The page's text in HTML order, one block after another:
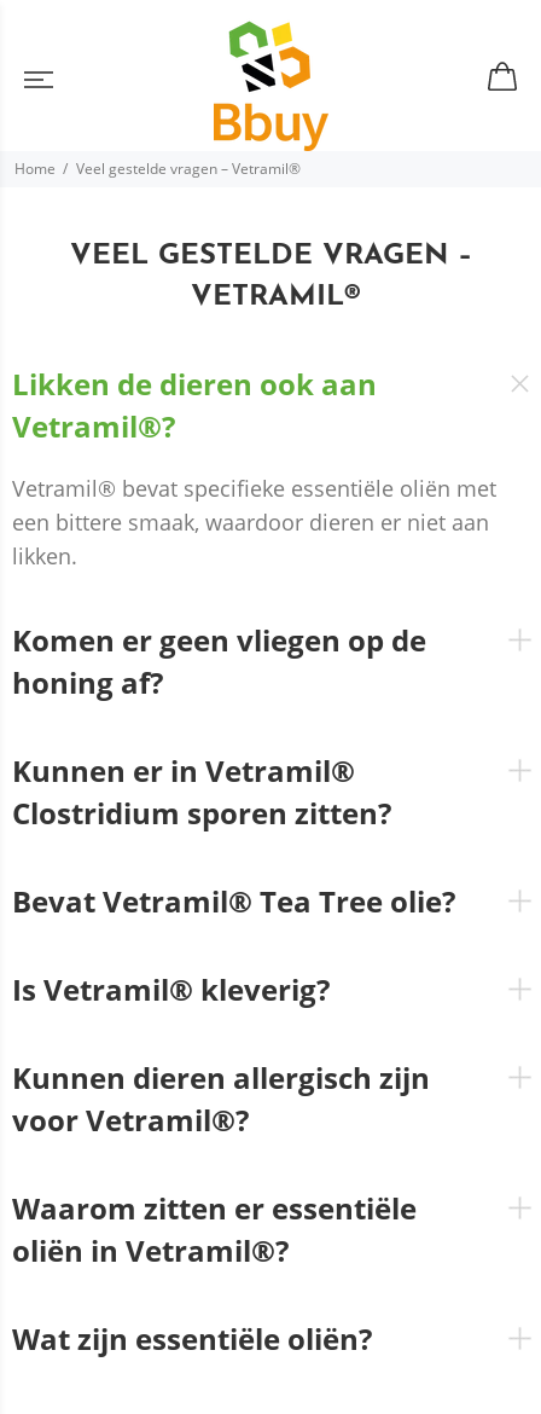
Home Veel gestelde vragen – Vetramil®
VEEL GESTELDE VRAGEN –
VETRAMIL®
Likken de dieren ook aan
Vetramil®?
Vetramil® bevat specifieke essentiële oliën met
een bittere smaak, waardoor dieren er niet aan
likken.
Komen er geen vliegen op de
honing af?
Kunnen er in Vetramil®
Clostridium sporen zitten?
Bevat Vetramil® Tea Tree olie?
Is Vetramil® kleverig?
Kunnen dieren allergisch zijn
voor Vetramil®?
Waarom zitten er essentiële
oliën in Vetramil®?
Wat zijn essentiële oliën?